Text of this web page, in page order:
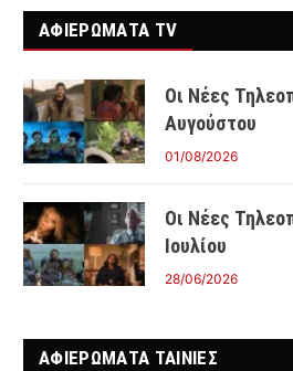
ΑΦΙΕΡΩΜΑΤΑ TV
Οι Νέες
Αυγούστου
01/08/2026
Οι Νέες
Ιουλίου
28/06/2026
ΑΦΙΕΡΩΜΑΤΑ ΤΑΙΝΊΕΣ